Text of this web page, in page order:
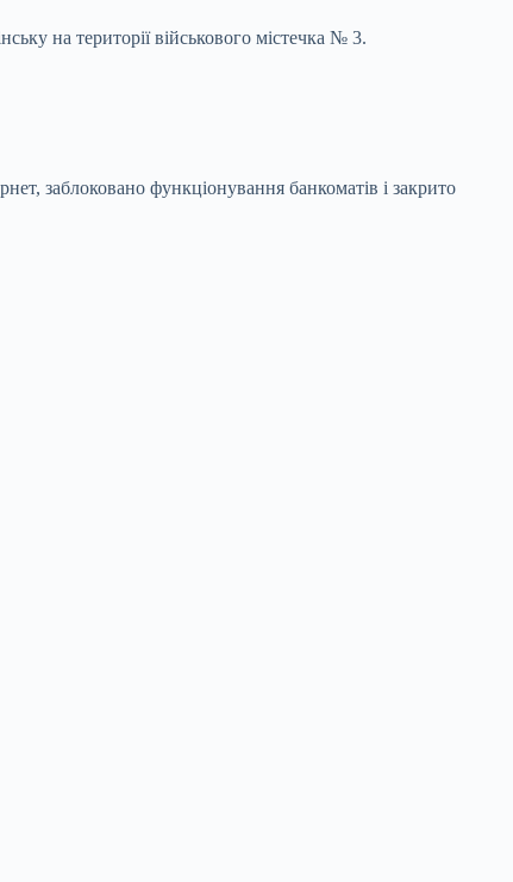
на території військового містечка № 3.
заблоковано функціонування банкоматів і закрито